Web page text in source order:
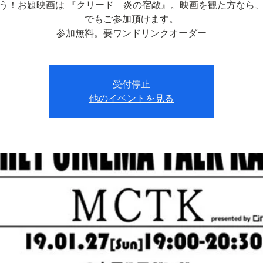
！お題映画は 『クリード 炎の宿敵』。映画を観た方なら
でもご参加頂けます。
参加無料。要ワンドリンクオーダー
受付停止
他のイベントを見る